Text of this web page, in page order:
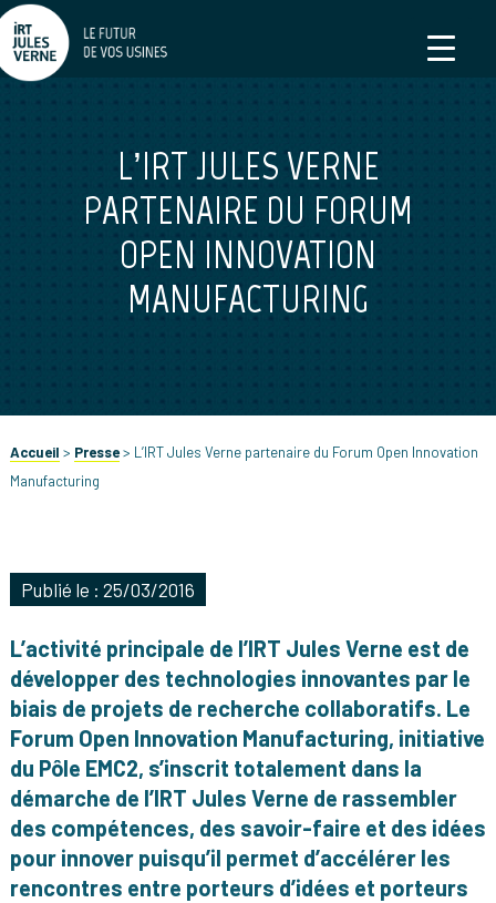
L’IRT JULES VERNE
PARTENAIRE DU FORUM
OPEN INNOVATION
MANUFACTURING
Accueil > Presse> L’IRT Jules Verne partenaire du Forum Open Innovation
Manufacturing
Publié le : 25/03/2016
L’activité principale de l’IRT Jules Verne est de
développer des technologies innovantes par le
biais de projets de recherche collaboratifs. Le
Forum Open Innovation Manufacturing, initiative
du Pôle EMC2, s’inscrit totalement dans la
démarche de l’IRT Jules Verne de rassembler
des compétences, des savoir-faire et des idées
pour innover puisqu’il permet d’accélérer les
rencontres entre porteurs d’idées et porteurs